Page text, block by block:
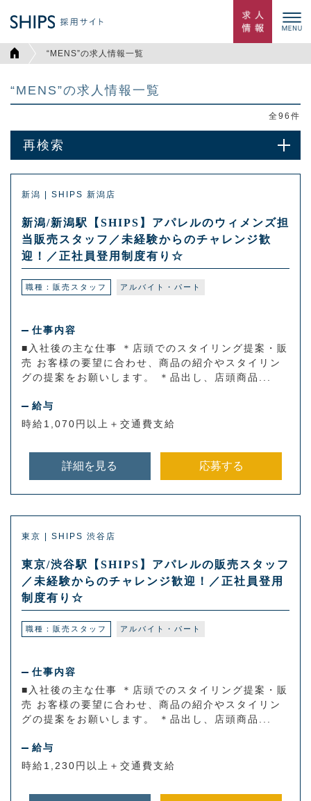
“MENS”の求人情報一覧
“MENS”の求人情報一覧
全96 件
再検索
新潟 | SHIPS 新潟店
新潟/新潟駅【SHIPS】アパレルのウィメンズ担
当販売スタッフ／未経験からのチャレンジ歓
迎！／正社員登用制度有り☆
職種：販売スタッフ アルバイト・パート
仕事内容
■入社後の主な仕事 ＊店頭でのスタイリング提案・販
売 お客様の要望に合わせ、商品の紹介やスタイリン
グの提案をお願いします。 ＊品出し、店頭商品...
給与
時給1,070円以上＋交通費支給
詳細を見る 応募する
東京 | SHIPS 渋谷店
東京/渋谷駅【SHIPS】アパレルの販売スタッフ
／未経験からのチャレンジ歓迎！／正社員登用
制度有り☆
職種：販売スタッフ アルバイト・パート
仕事内容
■入社後の主な仕事 ＊店頭でのスタイリング提案・販
売 お客様の要望に合わせ、商品の紹介やスタイリン
グの提案をお願いします。 ＊品出し、店頭商品...
給与
時給1,230円以上＋交通費支給